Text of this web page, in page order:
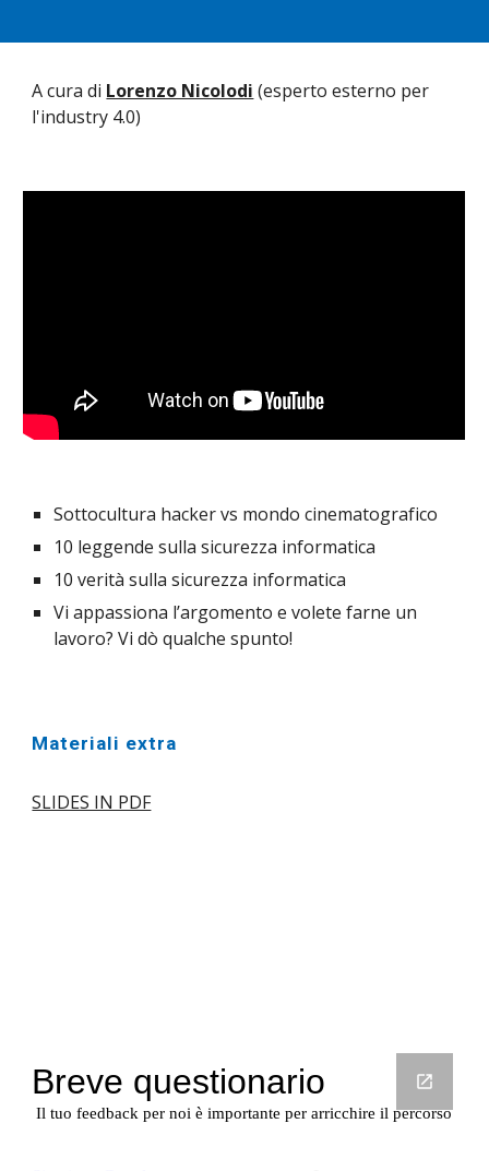
A cura di Lorenzo Nicolodi (esperto esterno per
l'industry 4.0)
Sottocultura hacker vs mondo cinematografico
10 leggende sulla sicurezza informatica
10 verità sulla sicurezza informatica
Vi appassiona l’argomento e volete farne un
lavoro? Vi dò qualche spunto!
Materiali extra
SLIDES IN PDF